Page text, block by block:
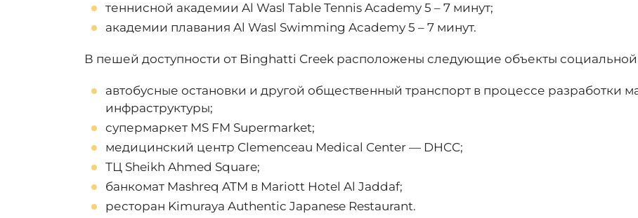
теннисной академии Al Wasl Table Tennis Academy 5 – 7 минут;
академии плавания Al Wasl Swimming Academy 5 – 7 минут.
В пешей доступности от Binghatti Creek расположены следующие объекты
автобусные остановки и другой общественный транспорт в процессе разработки
инфраструктуры;
супермаркет MS FM Supermarket;
медицинский центр Clemenceau Medical Center — DHCC;
ТЦ Sheikh Ahmed Square;
банкомат Mashreq ATM в Mariott Hotel Al Jaddaf;
ресторан Kimuraya Authentic Japanese Restaurant.